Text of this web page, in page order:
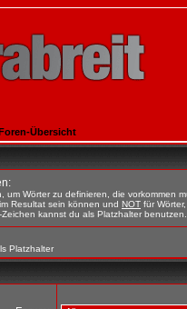
Übersicht
um Wörter zu definieren, die vorkommen
Resultat sein können und NOT für
kannst du als Platzhalter benutzen.
Platzhalter